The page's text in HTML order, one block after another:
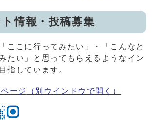
情報・投稿募集
ここに行ってみたい」・「こんなと
たい」と思ってもらえるようなイン
指しています。
ージ （別ウインドウで開く）